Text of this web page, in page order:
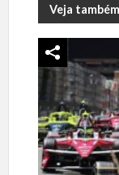
Veja também